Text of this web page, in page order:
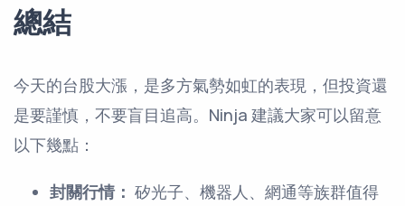
總結
今天的台股大漲，是多方氣勢如虹的表現，但投資還
是要謹慎，不要盲目追高。Ninja 建議大家可以留意
以下幾點：
封關行情： 矽光子、機器人、網通等族群值得